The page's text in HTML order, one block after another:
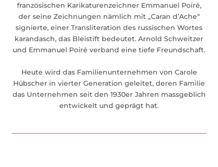
französischen Karikaturenzeichner Emmanuel Poiré,
der seine Zeichnungen nämlich mit „Caran d’Ache“
signierte, einer Transliteration des russischen Wortes
karandasch, das Bleistift bedeutet. Arnold Schweitzer
und Emmanuel Poiré verband eine tiefe Freundschaft.
Heute wird das Familienunternehmen von Carole
Hübscher in vierter Generation geleitet, deren Familie
das Unternehmen seit den 1930er Jahren massgeblich
entwickelt und geprägt hat.